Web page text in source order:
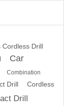
Cordless Drill
Car
Combination
Drill Cordless
Drill